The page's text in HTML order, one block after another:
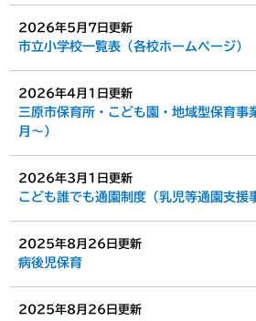
2026年5月7日更新
市立小学校一覧表（各校ホームページ）
2026年4月1日更新
三原市保育所・こども園・地域型保育
月～）
2026年3月1日更新
こども誰でも通園制度（乳児等通園支援
2025年8月26日更新
病後児保育
2025年8月26日更新